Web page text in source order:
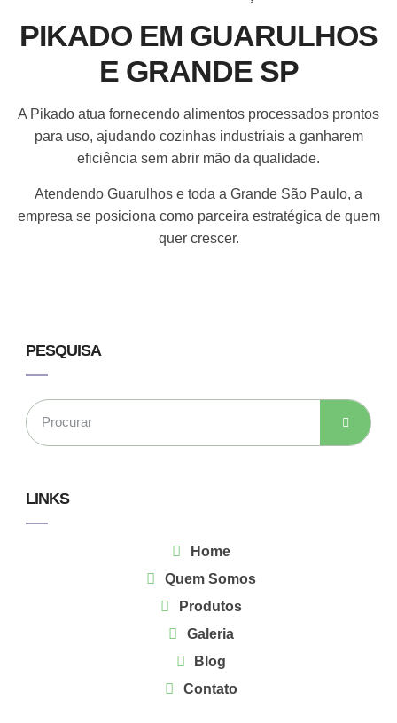
PIKADO EM GUARULHOS
E GRANDE SP
A Pikado atua fornecendo alimentos processados prontos
para uso, ajudando cozinhas industriais a ganharem
eficiência sem abrir mão da qualidade.
Atendendo Guarulhos e toda a Grande São Paulo, a
empresa se posiciona como parceira estratégica de quem
quer crescer.
PESQUISA
LINKS
Home
Quem Somos
Produtos
Galeria
Blog
Contato